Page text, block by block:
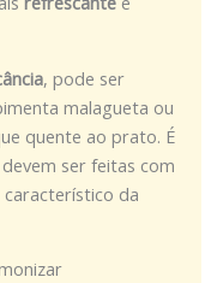
, pode ser
malagueta ou
quente ao prato. É
ser feitas com
da